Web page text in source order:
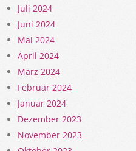
Juli 2024
Juni 2024
Mai 2024
April 2024
März 2024
Februar 2024
Januar 2024
Dezember 2023
November 2023